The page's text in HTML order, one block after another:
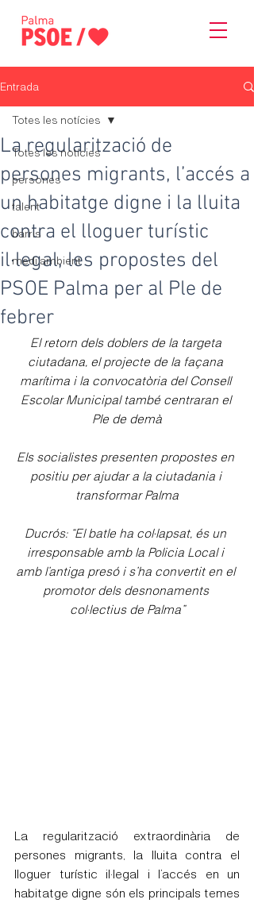
Entrada
Totes les notícies
persones
talent
barris
medi ambient
Totes les notícies
La regularització de
persones migrants, l’accés a
un habitatge digne i la lluita
contra el lloguer turístic
il·legal, les propostes del
PSOE Palma per al Ple de
febrer
El retorn dels doblers de la targeta
ciutadana, el projecte de la façana
marítima i la convocatòria del Consell
Escolar Municipal també centraran el
Ple de demà
Els socialistes presenten propostes en
positiu per ajudar a la ciutadania i
transformar Palma
Ducrós: “El batle ha col·lapsat, és un
irresponsable amb la Policia Local i
amb l’antiga presó i s’ha convertit en el
promotor dels desnonaments
col·lectius de Palma”
La regularització extraordinària de
persones migrants, la lluita contra el
lloguer turístic il·legal i l’accés en un
habitatge digne són els principals temes